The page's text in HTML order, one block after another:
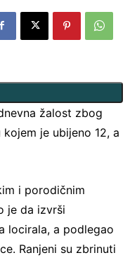
žalost zbog
je ubijeno 12, a
i porodičnim
je da izvrši
locirala, a podlegao
Ranjeni su zbrinuti